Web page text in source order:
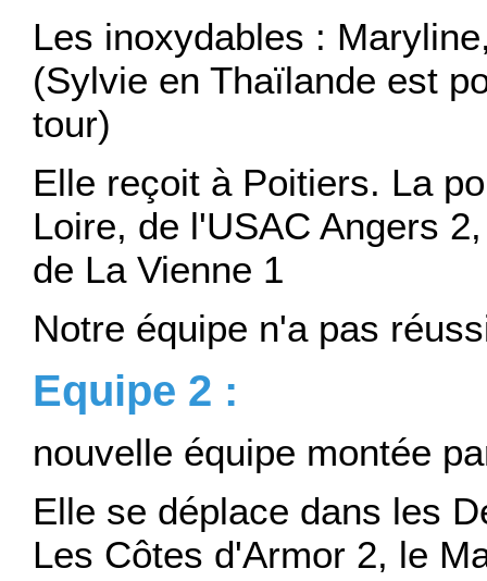
Les inoxydables :
(Sylvie en Thaïlande est
tour)
Elle reçoit à Poitiers. La
Loire, de l'USAC Angers
de La Vienne 1
Notre équipe n'a pas
Equipe 2 :
nouvelle équipe montée
Elle se déplace dans les
Les Côtes d'Armor 2, le